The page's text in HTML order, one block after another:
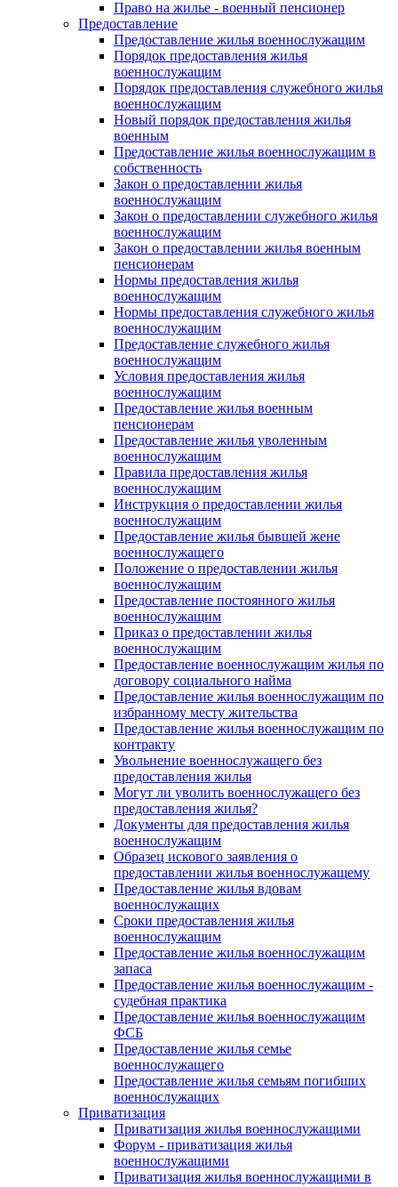
Право на жилье - военный пенсионер
Предоставление
Предоставление жилья военнослужащим
Порядок предоставления жилья
военнослужащим
Порядок предоставления служебного жилья
военнослужащим
Новый порядок предоставления жилья
военным
Предоставление жилья военнослужащим в
собственность
Закон о предоставлении жилья
военнослужащим
Закон о предоставлении служебного жилья
военнослужащим
Закон о предоставлении жилья военным
пенсионерам
Нормы предоставления жилья
военнослужащим
Нормы предоставления служебного жилья
военнослужащим
Предоставление служебного жилья
военнослужащим
Условия предоставления жилья
военнослужащим
Предоставление жилья военным
пенсионерам
Предоставление жилья уволенным
военнослужащим
Правила предоставления жилья
военнослужащим
Инструкция о предоставлении жилья
военнослужащим
Предоставление жилья бывшей жене
военнослужащего
Положение о предоставлении жилья
военнослужащим
Предоставление постоянного жилья
военнослужащим
Приказ о предоставлении жилья
военнослужащим
Предоставление военнослужащим жилья по
договору социального найма
Предоставление жилья военнослужащим по
избранному месту жительства
Предоставление жилья военнослужащим по
контракту
Увольнение военнослужащего без
предоставления жилья
Могут ли уволить военнослужащего без
предоставления жилья?
Документы для предоставления жилья
военнослужащим
Образец искового заявления о
предоставлении жилья военнослужащему
Предоставление жилья вдовам
военнослужащих
Сроки предоставления жилья
военнослужащим
Предоставление жилья военнослужащим
запаса
Предоставление жилья военнослужащим -
судебная практика
Предоставление жилья военнослужащим
ФСБ
Предоставление жилья семье
военнослужащего
Предоставление жилья семьям погибших
военнослужащих
Приватизация
Приватизация жилья военнослужащими
Форум - приватизация жилья
военнослужащими
Приватизация жилья военнослужащими в